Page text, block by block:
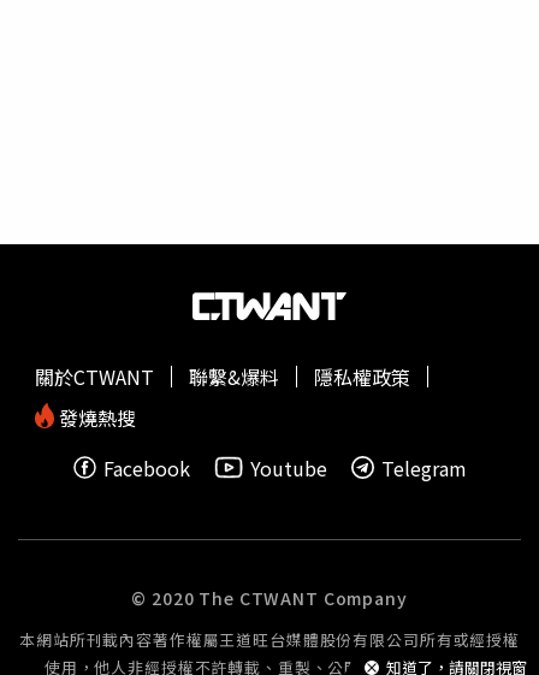
則強調深邃的黑、白或是視覺反差的螢光色，整體調性就如
比莉攜手設計聯名系列限量上市，超搶手動作務必要快！
T、圖案T恤、運動褲、手袋與手機殼等。（圖／Bershka提
供） Bershka x 怪奇比莉Billie Eilish聯名系列將於8月29日
起於實體店鋪及網路商店全球同步販售。
知道了，請關閉視窗
關於CTWANT 聯繫&爆料
隱私權政策
發燒熱搜
Facebook
Youtube Telegram
© 2020 The CTWANT Company
本網站所刊載內容著作權屬王道旺台媒體股份有限公司所有或經授權
使用，他人非經授權不許轉載、重製、公開播送或公開傳輸。